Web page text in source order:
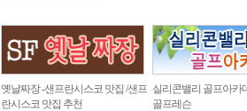
옛날짜장 -샌프란시스코 맛집 /샌프
란시스코 맛집 추천
실리콘밸리 골프아카
골프레슨